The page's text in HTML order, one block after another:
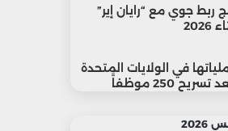
ربط جوي مع “رايان إير”
في الولايات المتحدة
250 موظفاً